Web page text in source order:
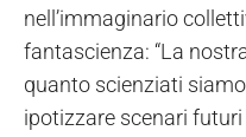
nell’immaginario
fantascienza: “La
quanto scienziati
ipotizzare scenari